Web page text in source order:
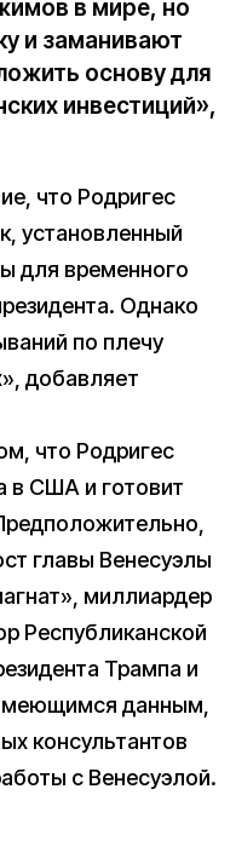
в мире, но
и заманивают
основу для
инвестиций»,
что Родригес
установленный
для временного
Однако
по плечу
добавляет
что Родригес
в США и готовит
главы Венесуэлы
миллиардер
Республиканской
Трампа и
данным,
консультантов
с Венесуэлой.